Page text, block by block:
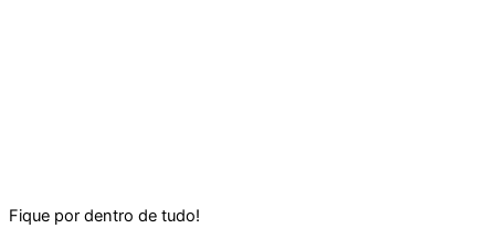
Fique por dentro de tudo!